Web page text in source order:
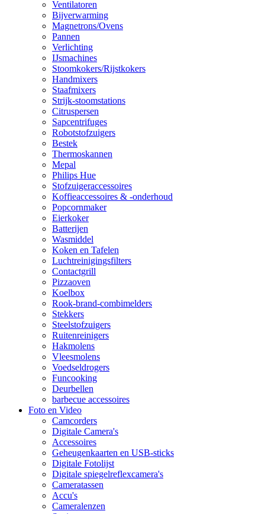
Ventilatoren
Bijverwarming
Magnetrons/Ovens
Pannen
Verlichting
IJsmachines
Stoomkokers/Rijstkokers
Handmixers
Staafmixers
Strijk-stoomstations
Citruspersen
Sapcentrifuges
Robotstofzuigers
Bestek
Thermoskannen
Mepal
Philips Hue
Stofzuigeraccessoires
Koffieaccessoires & -onderhoud
Popcornmaker
Eierkoker
Batterijen
Wasmiddel
Koken en Tafelen
Luchtreinigingsfilters
Contactgrill
Pizzaoven
Koelbox
Rook-brand-combimelders
Stekkers
Steelstofzuigers
Ruitenreinigers
Hakmolens
Vleesmolens
Voedseldrogers
Funcooking
Deurbellen
barbecue accessoires
Foto en Video
Camcorders
Digitale Camera's
Accessoires
Geheugenkaarten en USB-sticks
Digitale Fotolijst
Digitale spiegelreflexcamera's
Cameratassen
Accu's
Cameralenzen